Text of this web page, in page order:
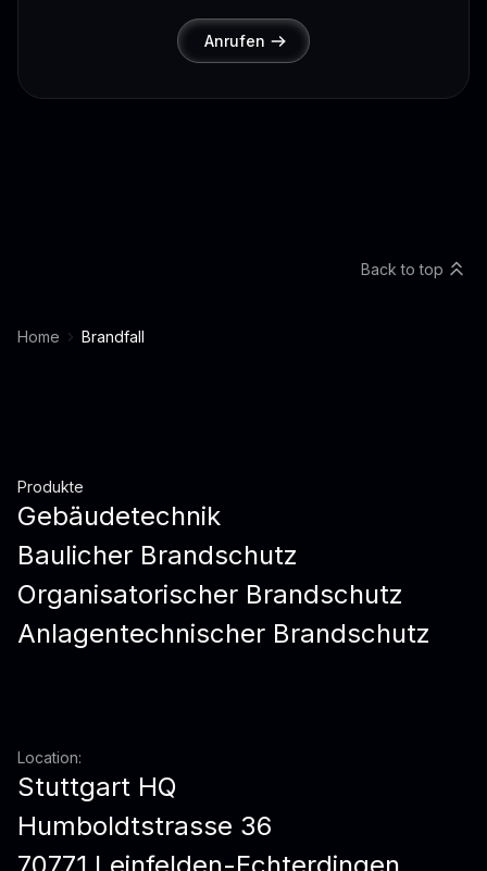
Anrufen
Home Brandfall
Back to top
Produkte
Gebäudetechnik
Baulicher Brandschutz
Organisatorischer Brandschutz
Anlagentechnischer Brandschutz
Location:
Stuttgart HQ
Humboldtstrasse 36